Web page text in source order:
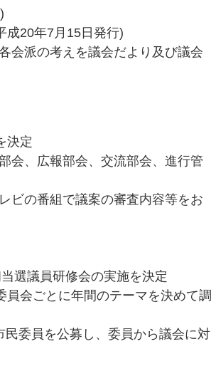
成20年7月15日発行)
会派の考えを議会だより及び議会
決定
会、広報部会、交流部会、進行管
ビの番組で議案の審査内容等をお
当選議員研修会の実施を決定
会ごとに年間のテーマを決めて調
民委員を公募し、委員から議会に対